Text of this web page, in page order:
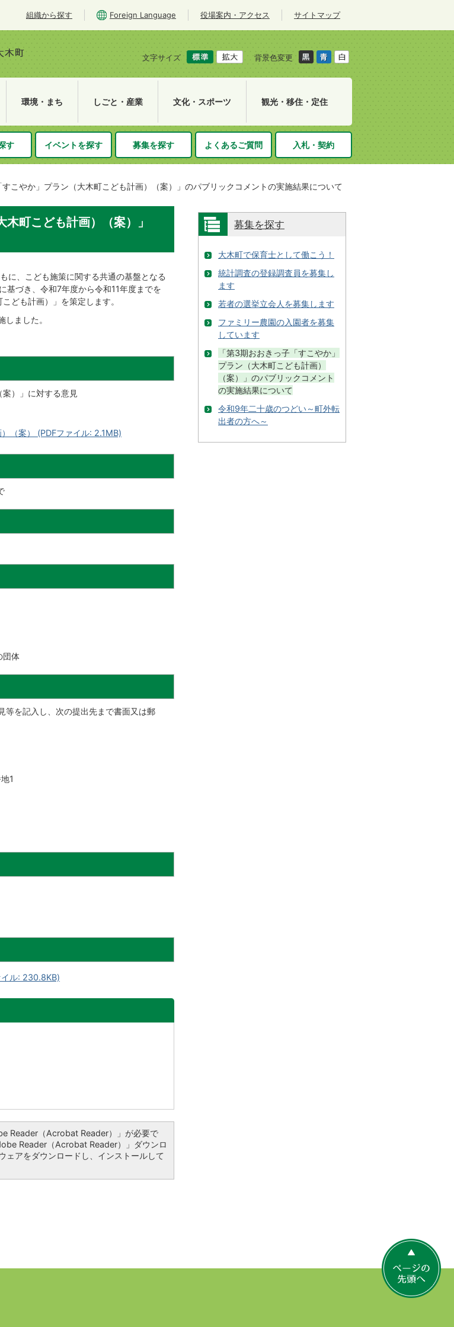
組織から探す Foreign Language 役場案内・アクセス サイトマップ
文字サイズ 背景色変更
環境・まち しごと・産業 文化・スポーツ 観光・移住・定住
す イベントを探す 募集を探す よくあるご質問 入札・契約
すこやか」プラン（大木町こども計画）（案）」のパブリックコメントの実施結果について
町こども計画）（案）」
に、こども施策に関する共通の基盤となる
基づき、令和7年度から令和11年度までを
ども計画）」を策定します。
ました。
案）」に対する意見
（案） (PDFファイル: 2.1MB)
団体
等を記入し、次の提出先まで書面又は郵
1
イル: 230.8KB)
Reader（Acrobat Reader）」が必要で
Reader（Acrobat Reader）」ダウンロ
ェアをダウンロードし、インストールして
募集を探す
大木町で保育士として働こう！
統計調査の登録調査員を募集し
ます
若者の選挙立会人を募集します
ファミリー農園の入園者を募集
しています
「第3期おおきっ子「すこやか」
プラン（大木町こども計画）
（案）」のパブリックコメント
の実施結果について
令和9年二十歳のつどい～町外転
出者の方へ～
ー
ジ
の